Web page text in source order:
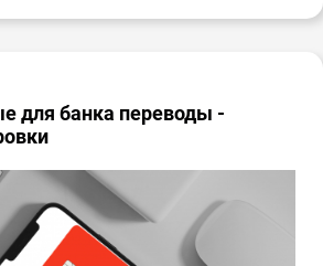
для банка переводы -